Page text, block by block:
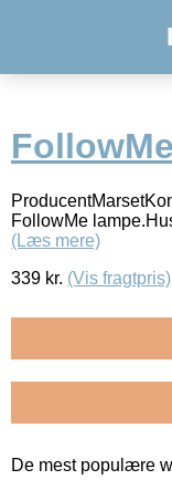
FollowMe
(Læs mere)
339 kr. (Vis fragtpris)
De mest populære